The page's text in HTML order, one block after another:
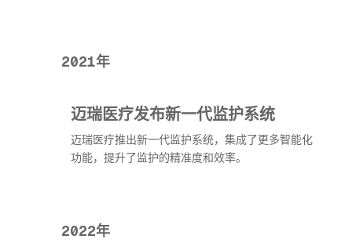
2021年
迈瑞医疗发布新一代监护系统
迈瑞医疗推出新一代监护系统，集成了更多智能化
功能，提升了监护的精准度和效率。
2022年